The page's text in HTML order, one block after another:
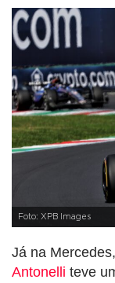
Foto: XPB Images
Já na
Antonelli teve